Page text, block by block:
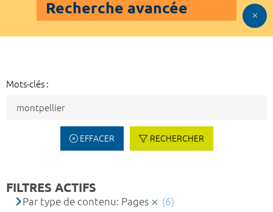
Recherche avancée
Mots-clés :
EFFACER RECHERCHER
FILTRES ACTIFS
Par type de contenu: Pages
(6)